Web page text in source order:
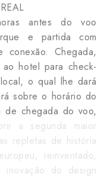
antes do voo
e partida com
Chegada,
hotel para check-
o qual lhe dará
sobre o horário do
de chegada do voo,
a segunda maior
repletas de história
reinventado,
do design